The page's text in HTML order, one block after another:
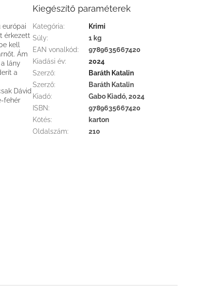
európai
érkezett
kell
Ám
lány
a
Dávid
fehér
Kiegészítő paraméterek
Kategória:
Krimi
Súly:
1 kg
EAN vonalkód:
9789635667420
Kiadási év:
2024
Szerző:
Baráth Katalin
Szerző:
Baráth Katalin
Kiadó:
Gabo Kiadó, 2024
ISBN:
9789635667420
Kötés:
karton
Oldalszám: 210